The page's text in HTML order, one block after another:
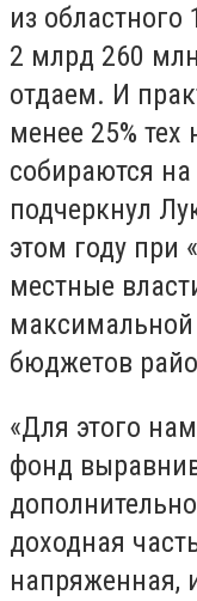
из
2 млрд 260
отдаем. И
менее 25%
собираются на
подчеркнул
этом году при
местные
максимальной
бюджетов
«Для этого
фонд
доходная
напряженная,